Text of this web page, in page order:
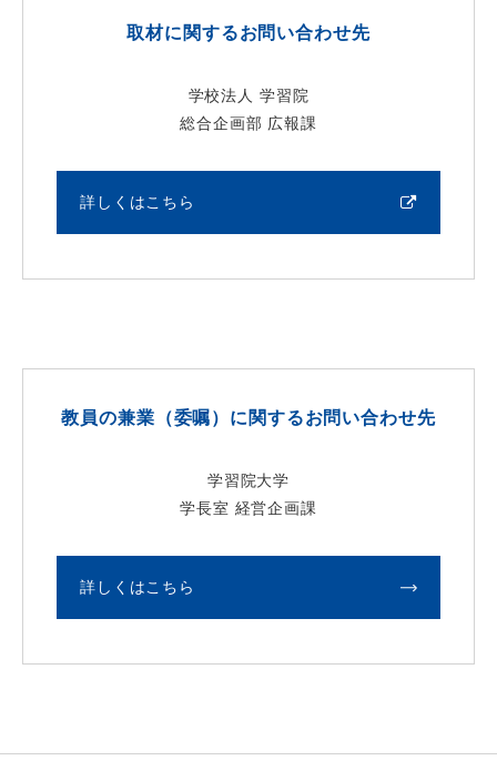
取材に関するお問い合わせ先
学校法人 学習院
総合企画部 広報課
詳しくはこちら
教員の兼業（委嘱）に関するお問い合わせ先
学習院大学
学長室 経営企画課
詳しくはこちら